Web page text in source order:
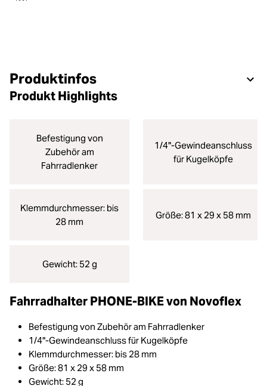
Produktinfos
Produkt Highlights
Befestigung von
Zubehör am
Fahrradlenker
1/4"-Gewindeanschluss
für Kugelköpfe
Klemmdurchmesser: bis
28 mm
Größe: 81 x 29 x 58 mm
Gewicht: 52 g
Fahrradhalter PHONE-BIKE von Novoflex
Befestigung von Zubehör am Fahrradlenker
1/4"-Gewindeanschluss für Kugelköpfe
Klemmdurchmesser: bis 28 mm
Größe: 81 x 29 x 58 mm
Gewicht: 52 g